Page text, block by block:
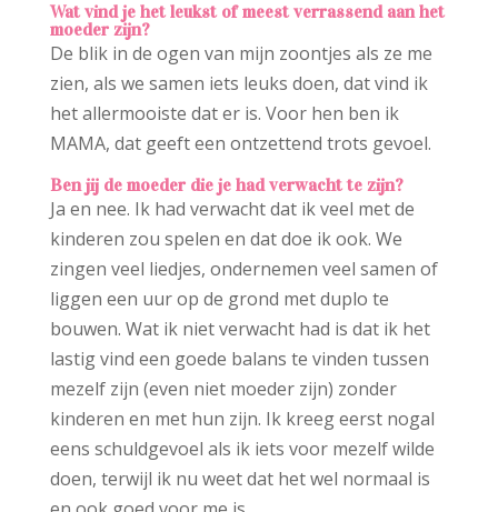
Wat vind je het leukst of meest verrassend aan het
moeder zijn?
De blik in de ogen van mijn zoontjes als ze me
zien, als we samen iets leuks doen, dat vind ik
het allermooiste dat er is. Voor hen ben ik
MAMA, dat geeft een ontzettend trots gevoel.
Ben jij de moeder die je had verwacht te zijn?
Ja en nee. Ik had verwacht dat ik veel met de
kinderen zou spelen en dat doe ik ook. We
zingen veel liedjes, ondernemen veel samen of
liggen een uur op de grond met duplo te
bouwen. Wat ik niet verwacht had is dat ik het
lastig vind een goede balans te vinden tussen
mezelf zijn (even niet moeder zijn) zonder
kinderen en met hun zijn. Ik kreeg eerst nogal
eens schuldgevoel als ik iets voor mezelf wilde
doen, terwijl ik nu weet dat het wel normaal is